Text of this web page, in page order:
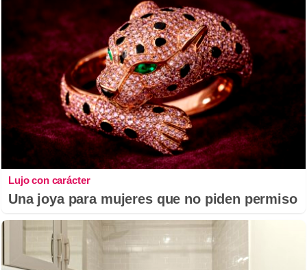
Lujo con carácter
Una joya para mujeres que no piden permiso